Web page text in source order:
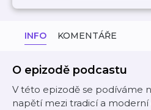
INFO KOMENTÁŘE
O epizodě podcastu
V této epizodě se podíváme
napětí mezi tradicí a